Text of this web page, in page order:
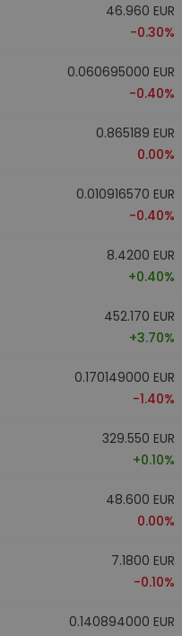
46.960 EUR
-0.30%
0.060695000 EUR
-0.40%
0.865189 EUR
0.00%
0.010916570 EUR
-0.40%
8.4200 EUR
+0.40%
452.170 EUR
+3.70%
0.170149000 EUR
-1.40%
329.550 EUR
+0.10%
48.600 EUR
0.00%
7.1800 EUR
-0.10%
0.140894000 EUR